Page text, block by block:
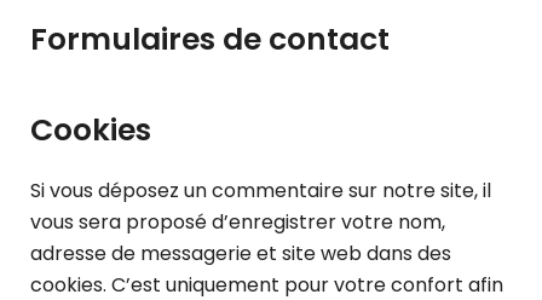
Formulaires de contact
Cookies
Si vous déposez un commentaire sur notre site, il
vous sera proposé d’enregistrer votre nom,
adresse de messagerie et site web dans des
cookies. C’est uniquement pour votre confort afin